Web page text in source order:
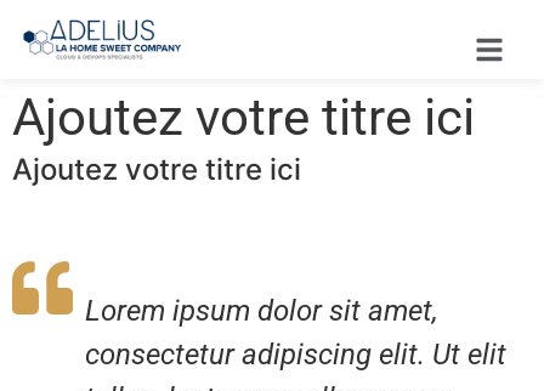
Ajoutez votre titre ici
Ajoutez votre titre ici
Lorem ipsum dolor sit amet,
consectetur adipiscing elit. Ut elit